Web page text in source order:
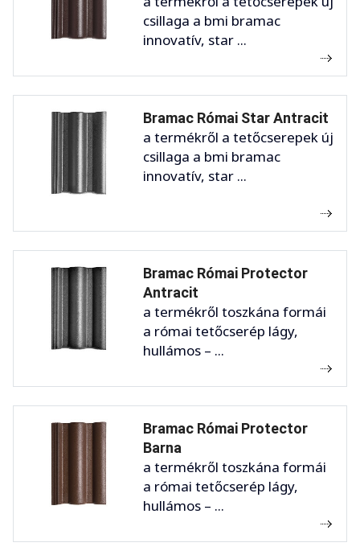
csillaga a bmi bramac
innovatív, star ...
Bramac Római Star Antracit
a termékről a tetőcserepek új
csillaga a bmi bramac
innovatív, star ...
Bramac Római Protector
Antracit
a termékről toszkána formái
a római tetőcserép lágy,
hullámos – ...
Bramac Római Protector
Barna
a termékről toszkána formái
a római tetőcserép lágy,
hullámos – ...